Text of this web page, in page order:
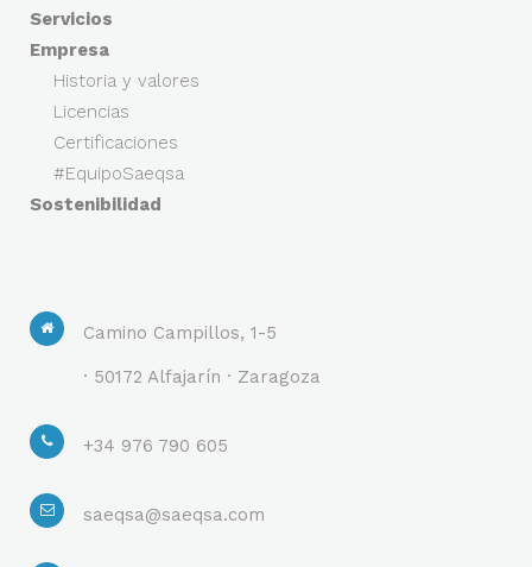
Servicios
Empresa
Historia y valores
Licencias
Certificaciones
#EquipoSaeqsa
Sostenibilidad
Camino Campillos, 1-5
· 50172 Alfajarín · Zaragoza
+34 976 790 605
saeqsa@saeqsa.com